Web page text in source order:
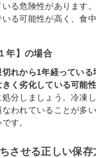
る危険性があります
る可能性が高く、食
年】の場合
れから1年経っている
く劣化している可能性
分しましょう。冷凍
われていることが多
す。
させる正しい保存